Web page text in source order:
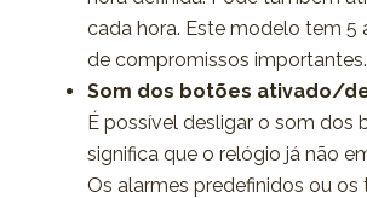
cada hora. Este modelo tem 5
de compromissos importantes.
Som dos botões ativado/
É possível desligar o som dos
significa que o relógio já não
Os alarmes predefinidos ou